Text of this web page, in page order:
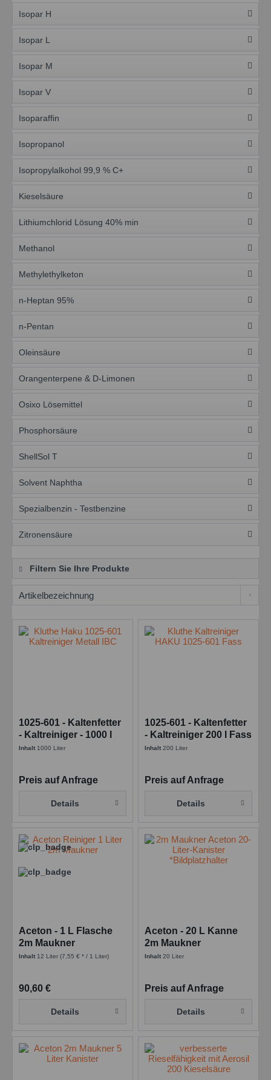
Isopar H
Isopar L
Isopar M
Isopar V
Isoparaffin
Isopropanol
Isopropylalkohol 99,9 % C+
Kieselsäure
Lithiumchlorid Lösung 40% min
Methanol
Methylethylketon
n-Heptan 95%
n-Pentan
Oleinsäure
Orangenterpene & D-Limonen
Osixo Lösemittel
Phosphorsäure
ShellSol T
Solvent Naphtha
Spezialbenzin - Testbenzine
Zitronensäure
Filtern Sie Ihre Produkte
1025-601 - Kaltenfetter
- Kaltreiniger - 1000 l
IBC
Inhalt 1000 Liter
Preis auf Anfrage
Details
1025-601 - Kaltenfetter
- Kaltreiniger 200 l Fass
Inhalt200 Liter
Preis auf Anfrage
Details
Aceton - 1 L Flasche
2m Maukner
Inhalt 12 Liter(7,55 € * / 1 Liter)
90,60 €
Details
Aceton - 20 L Kanne
2m Maukner
Inhalt20 Liter
Preis auf Anfrage
Details